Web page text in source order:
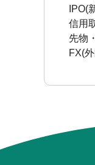
IPO(
信用
先物
FX(